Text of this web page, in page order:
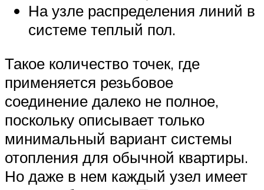
На узле распределения линий в
системе теплый пол.
Такое количество точек, где
применяется резьбовое
соединение далеко не полное,
поскольку описывает только
минимальный вариант системы
отопления для обычной квартиры.
Но даже в нем каждый узел имеет